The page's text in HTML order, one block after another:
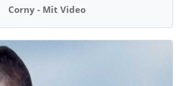
Corny - Mit Video